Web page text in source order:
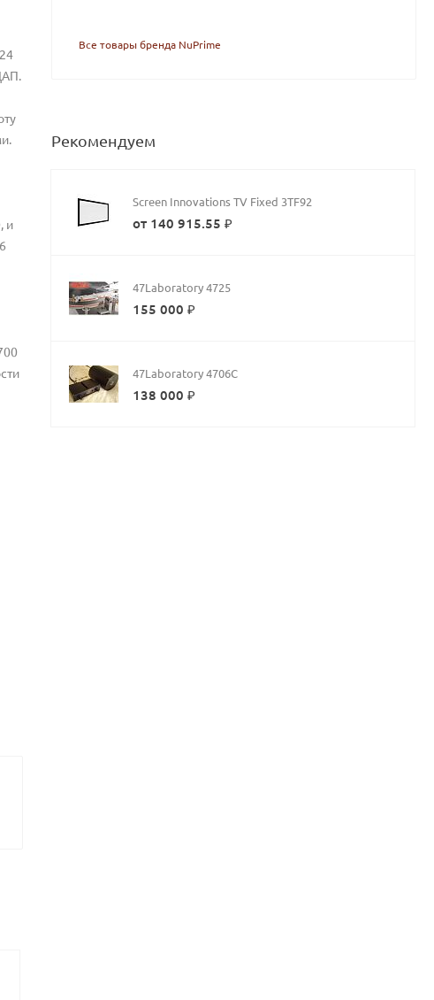
и
Все товары бренда NuPrime
Рекомендуем
Screen Innovations TV Fixed 3TF92
от 140 915.55 ₽
47Laboratory 4725
155 000 ₽
47Laboratory 4706C
138 000 ₽